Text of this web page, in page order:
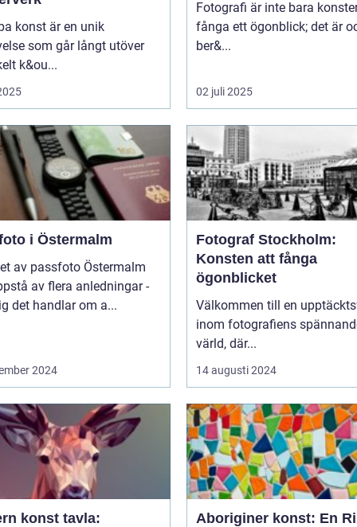
konst är en unik
som går långt utöver
k&ou...
Fotografi är inte bara
fånga ett ögonblick; det är
ber&...
02 juli 2025
i Östermalm
av passfoto Östermalm
av flera anledningar -
det handlar om a...
2024
Fotograf Stockholm:
Konsten att fånga
ögonblicket
Välkommen till en
inom fotografiens
värld, där...
14 augusti 2024
konst tavla:
Aboriginer konst: En